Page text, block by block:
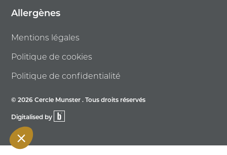
Allergènes
Mentions légales
Politique de cookies
Politique de confidentialité
© 2026 Cercle Munster . Tous droits réservés
Digitalised by